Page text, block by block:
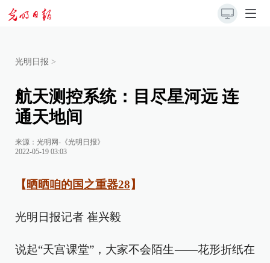
光明日报 >
航天测控系统：目尽星河远 连
通天地间
来源： 光明网-《光明日报》
2022-05-19 03:03
【 晒晒咱的国之重器28】
光明日报记者 崔兴毅
说起“天宫课堂”，大家不会陌生——花形折纸在